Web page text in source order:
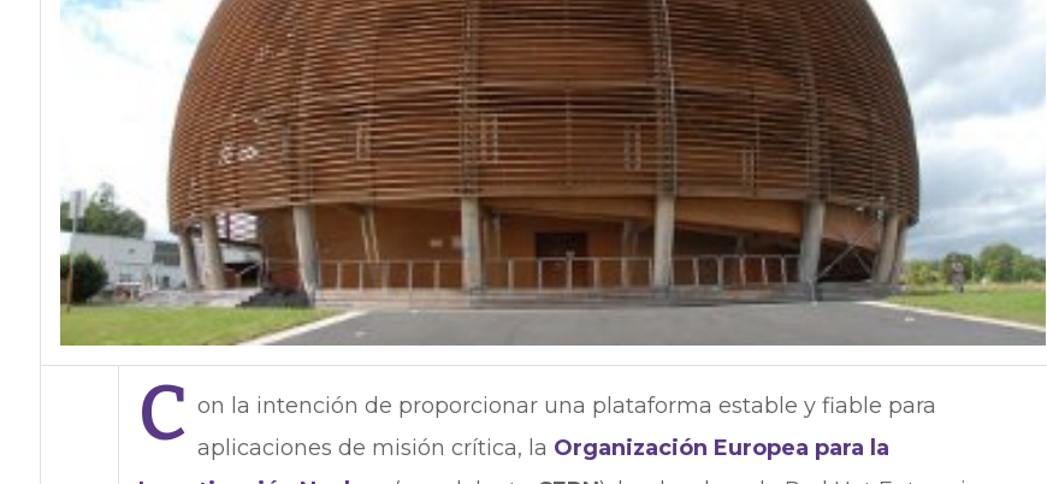
C on la intención de proporcionar una plataforma estable y fiable para
aplicaciones de misión crítica, la Organización Europea para la
A
Almacenamiento